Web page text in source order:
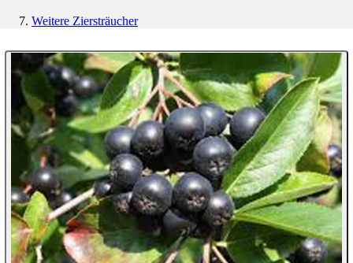
Weitere Ziersträucher